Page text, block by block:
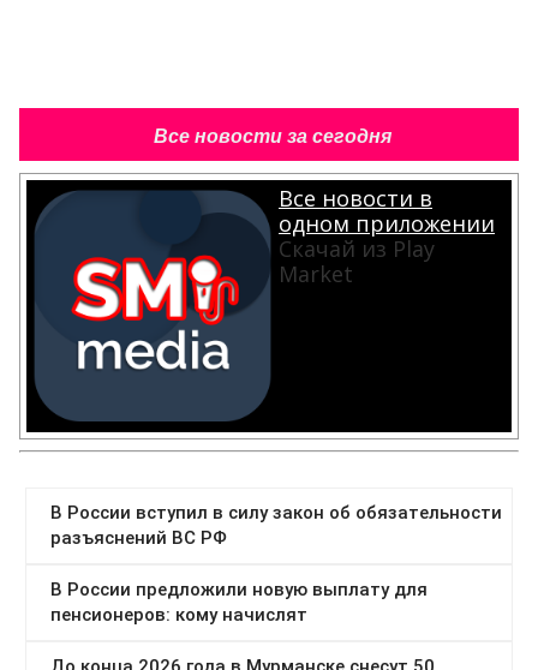
Все новости за сегодня
Все новости в
одном приложении
Скачай из Play
Market